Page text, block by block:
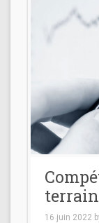
16 juin 2022